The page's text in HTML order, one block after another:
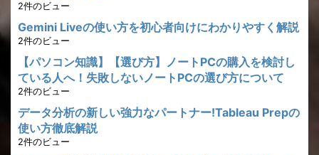
2件のビュー
Gemini Liveの使い方を初心者向けにわかりやすく解説
2件のビュー
【パソコン知識】【選び方】ノートPCの購入を検討し
ている人へ！失敗しないノートPCの選び方について
2件のビュー
データ分析の新しい強力なパートナー!Tableau Prepの
使い方徹底解説
2件のビュー